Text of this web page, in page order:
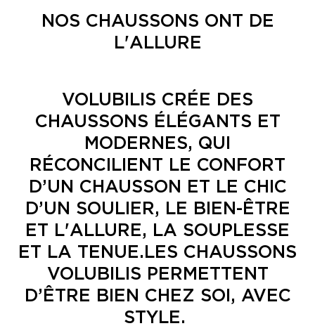
NOS CHAUSSONS ONT DE
L'ALLURE
VOLUBILIS CRÉE DES
CHAUSSONS ÉLÉGANTS ET
MODERNES, QUI
RÉCONCILIENT LE CONFORT
D’UN CHAUSSON ET LE CHIC
D’UN SOULIER, LE BIEN-ÊTRE
ET L'ALLURE, LA SOUPLESSE
ET LA TENUE.LES CHAUSSONS
VOLUBILIS PERMETTENT
D’ÊTRE BIEN CHEZ SOI, AVEC
STYLE.